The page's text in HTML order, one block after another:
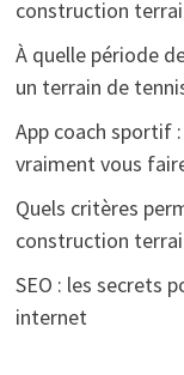
construction
À quelle période
un terrain de
App coach sportif
vraiment vous
Quels critères
construction
SEO : les secrets
internet